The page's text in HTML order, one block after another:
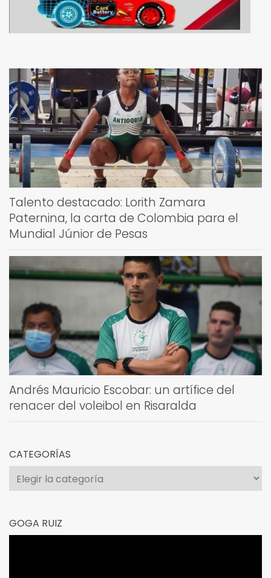
Talento destacado: Lorith Zamara
Paternina, la carta de Colombia para el
Mundial Júnior de Pesas
Andrés Mauricio Escobar: un artífice del
renacer del voleibol en Risaralda
CATEGORÍAS
Categorías
GOGA RUIZ